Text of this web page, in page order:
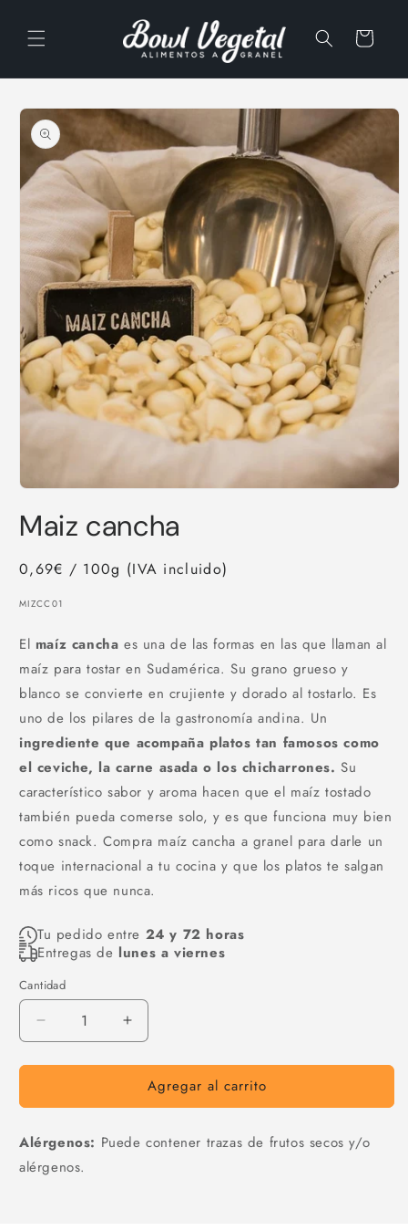
al contenido
Carrito
directamente
a la
información
del producto
multimedia
1
una
ventana
Maiz cancha
0,69€ / 100g (IVA incluido)
SKU:
MIZCC01
El maíz cancha es una de las formas en las que llaman al
maíz para tostar en Sudamérica. Su grano grueso y
blanco se convierte en crujiente y dorado al tostarlo. Es
uno de los pilares de la gastronomía andina. Un
ingrediente que acompaña platos tan famosos como
el ceviche, la carne asada o los chicharrones. Su
característico sabor y aroma hacen que el maíz tostado
también pueda comerse solo, y es que funciona muy bien
como snack. Compra maíz cancha a granel para darle un
toque internacional a tu cocina y que los platos te salgan
más ricos que nunca.
Tu pedido entre 24 y 72 horas
Entregas de lunes a viernes
Cantidad
Cantidad
Reducir
cantidad
para
cancha
Aumentar
cantidad
para
Maiz
cancha
Agregar al carrito
Alérgenos: Puede contener trazas de frutos secos y/o
alérgenos.